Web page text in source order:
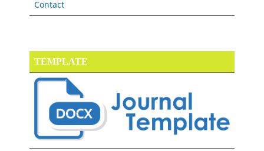
Contact
TEMPLATE